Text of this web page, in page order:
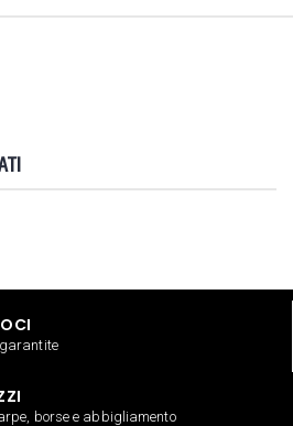
borse e abbigliamento